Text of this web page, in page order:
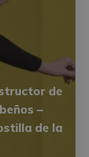
de
–
de la